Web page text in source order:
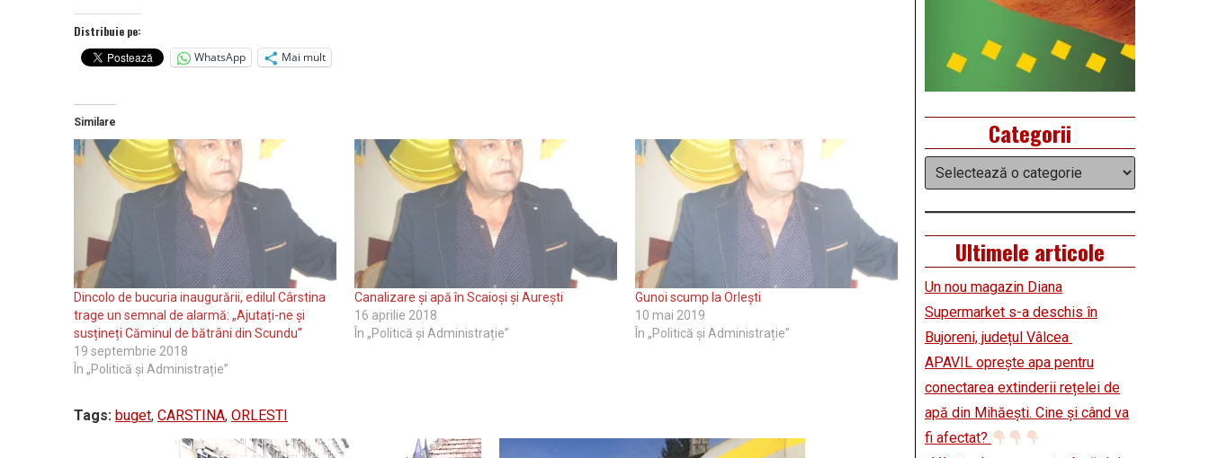
Distribuie pe:
WhatsApp
Mai mult
Similare
Dincolo de bucuria inaugurării, edilul Cârstina
trage un semnal de alarmă: „Ajutați-ne și
susțineți Căminul de bătrâni din Scundu”
19 septembrie 2018
În „Politică și Administrație”
Canalizare și apă în Scaioși și Aurești
16 aprilie 2018
În „Politică și Administrație”
Gunoi scump la Orlești
10 mai 2019
În „Politică și Administrație”
Tags: buget, CARSTINA, ORLESTI
Categorii
Categorii
Ultimele articole
Un nou magazin Diana
Supermarket s-a deschis în
Bujoreni, județul Vâlcea
APAVIL oprește apa pentru
conectarea extinderii rețelei de
apă din Mihăești. Cine și când va
fi afectat?